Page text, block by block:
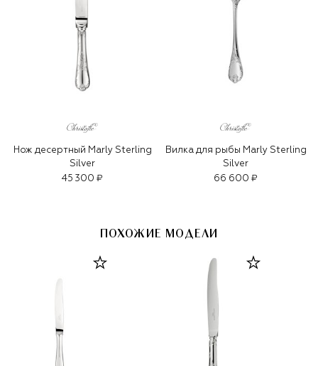
Нож десертный Marly Sterling
Silver
45 300 ₽
Вилка для рыбы Marly Sterling
Silver
66 600 ₽
ПОХОЖИЕ МОДЕЛИ